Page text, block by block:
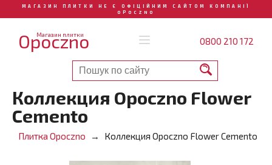
МАГАЗИН ПЛИТКИ НЕ Є ОФІЦІЙНИМ САЙТОМ КОМПАНІЇ
OPOCZNO
Магазин плитки
Opoczno 0800 210 172
Коллекция Opoczno Flower
Cemento
Плитка Opoczno Коллекция Opoczno Flower Cemento